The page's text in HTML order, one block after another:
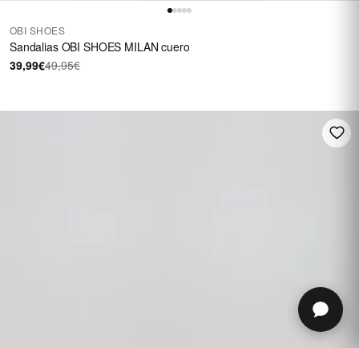
OBI SHOES
Sandalias OBI SHOES MILAN cuero
39,99€49,95€